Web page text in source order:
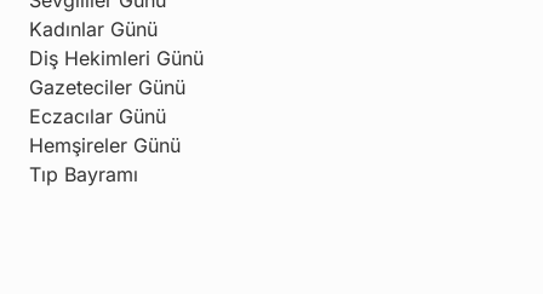
Kadınlar Günü
Diş Hekimleri Günü
Gazeteciler Günü
Eczacılar Günü
Hemşireler Günü
Tıp Bayramı